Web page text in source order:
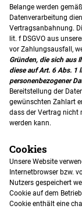
Belange werden
Datenverarbeitung
Vertragsanbahnung.
lit. f DSGVO aus
vor Zahlungsausfall,
Gründen, die sich aus
diese auf Art. 6 Abs. 1
personenbezogener
Bereitstellung der
gewünschten Zahlart
dass der Vertrag nicht
werden kann.
Cookies
Unsere Website
Internetbrowser bzw.
Nutzers gespeichert
Cookie auf dem
Cookie enthält eine